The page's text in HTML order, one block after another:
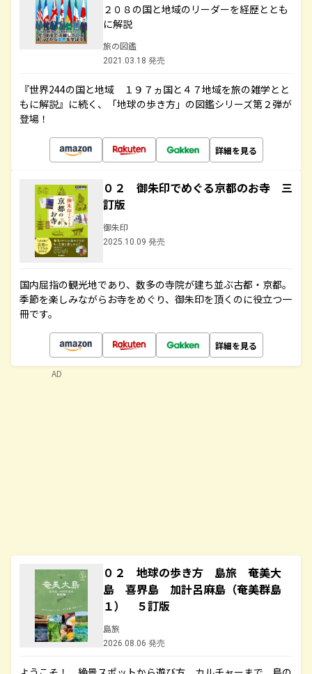
２０８の国と地域のリーダーを経歴ととも
に解説
旅の図鑑
2021.03.18 発売
『世界244の国と地域 １９７ヵ国と４７地域を旅の雑学とと
もに解説』に続く、「地球の歩き方」の図鑑シリーズ第２弾が
登場！
詳細を見る
０２ 御朱印でめぐる京都のお寺 三
訂版
御朱印
2025.10.09 発売
国内屈指の観光地であり、数多の寺院が建ち並ぶ古都・京都。
季節を楽しみながらお寺をめぐり、御朱印を頂くのに役立つ一
冊です。
詳細を見る
０２ 地球の歩き方 島旅 奄美大
島 喜界島 加計呂麻島（奄美群島
１） ５訂版
島旅
2026.08.06 発売
AD